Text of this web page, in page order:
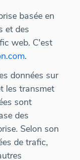
basée en
et des
web. C'est
.
données sur
les transmet
sont
des
Selon son
de trafic,